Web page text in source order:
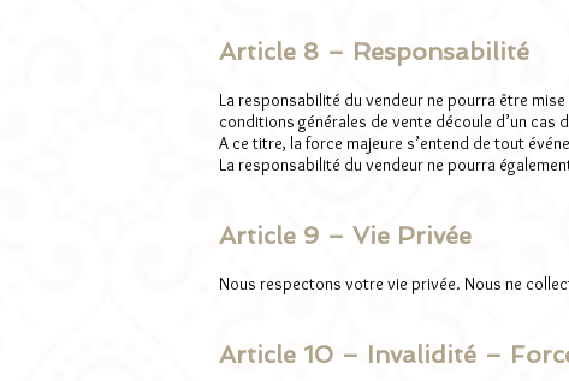
Article 8 – Responsabilité
La responsabilité du vendeur ne pourra être
conditions générales de vente découle d’un cas
A ce titre, la force majeure s’entend de tout
La responsabilité du vendeur ne pourra
Article 9 – Vie Privée
Nous respectons votre vie privée. Nous ne
Article 10 – Invalidité –